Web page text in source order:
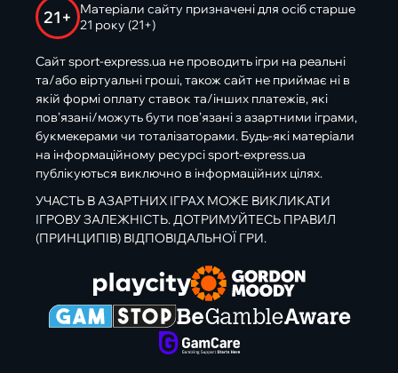
21+
Матеріали сайту призначені для осіб старше
21 року (21+)
Сайт sport-express.ua не проводить ігри на реальні
та/або віртуальні гроші, також сайт не приймає ні в
якій формі оплату ставок та/інших платежів, які
пов’язані/можуть бути пов’язані з азартними іграми,
букмекерами чи тоталізаторами. Будь-які матеріали
на інформаційному ресурсі sport-express.ua
публікуються виключно в інформаційних цілях.
УЧАСТЬ В АЗАРТНИХ ІГРАХ МОЖЕ ВИКЛИКАТИ
ІГРОВУ ЗАЛЕЖНІСТЬ. ДОТРИМУЙТЕСЬ ПРАВИЛ
(ПРИНЦИПІВ) ВІДПОВІДАЛЬНОЇ ГРИ.